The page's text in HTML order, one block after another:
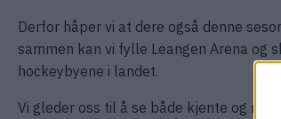
Derfor håper vi at dere også denne
sammen kan vi fylle Leangen Arena og
hockeybyene i landet.
Vi gleder oss til å se både kjente og nye